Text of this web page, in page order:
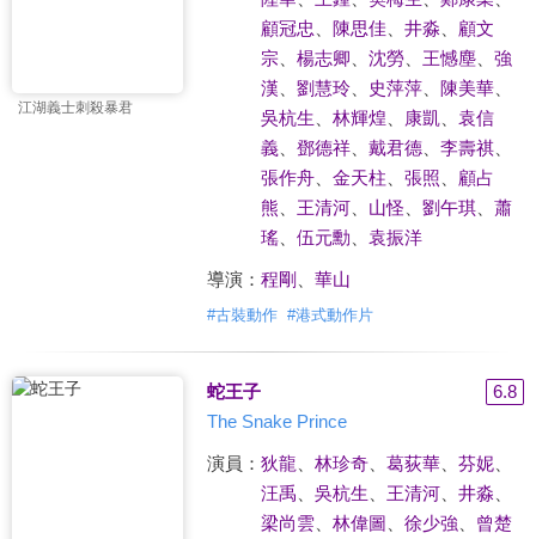
江湖義士刺殺暴君
顧冠忠
陳思佳 井淼
顧文
宗、 楊志卿 沈勞、 王憾塵、 強
漢
劉慧玲、 史萍萍、 陳美華、
吳杭生
林輝煌 康凱
袁信
義、 鄧德祥、 戴君德、 李壽祺、
張作舟、 金天柱 張照
顧占
熊
王清河、 山怪 劉午琪、 蕭
瑤、 伍元勳 袁振洋
導演： 程剛 華山
#古裝動作 #港式動作片
蛇王子
6.8
The Snake Prince
演員： 狄龍 林珍奇、 葛荻華、 芬妮、
汪禹
吳杭生 王清河、 井淼
梁尚雲、 林偉圖 徐少強
曾楚